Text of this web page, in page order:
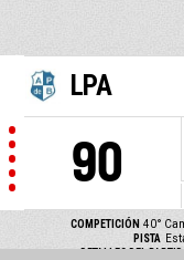
LPA
90
COMPETICIÓN 40°
PISTA
DETALLES DEL